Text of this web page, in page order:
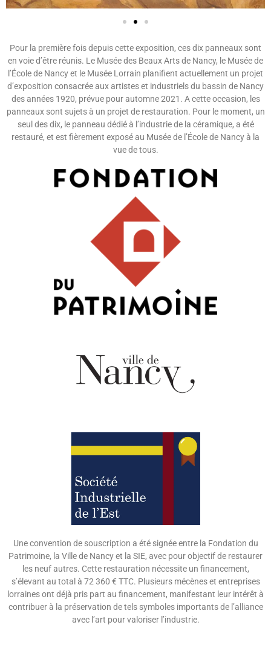
Pour la première fois depuis cette exposition, ces dix panneaux sont
en voie d’être réunis. Le Musée des Beaux Arts de Nancy, le Musée de
l’École de Nancy et le Musée Lorrain planifient actuellement un projet
d’exposition consacrée aux artistes et industriels du bassin de Nancy
des années 1920, prévue pour automne 2021. A cette occasion, les
panneaux sont sujets à un projet de restauration. Pour le moment, un
seul des dix, le panneau dédié à l’industrie de la céramique, a été
restauré, et est fièrement exposé au Musée de l’École de Nancy à la
vue de tous.
Une convention de souscription a été signée entre la Fondation du
Patrimoine, la Ville de Nancy et la SIE, avec pour objectif de restaurer
les neuf autres. Cette restauration nécessite un financement,
s’élevant au total à 72 360 € TTC. Plusieurs mécènes et entreprises
lorraines ont déjà pris part au financement, manifestant leur intérêt à
contribuer à la préservation de tels symboles importants de l’alliance
avec l’art pour valoriser l’industrie.